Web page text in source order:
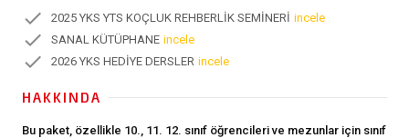
check 2025 YKS YTS KOÇLUK REHBERLİK SEMİNERİ incele
check SANAL KÜTÜPHANE incele
check 2026 YKS HEDİYE DERSLER incele
HAKKINDA
Bu paket, özellikle 10., 11. 12. sınıf öğrencileri ve mezunlar için sınıf